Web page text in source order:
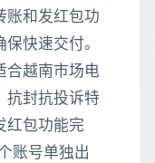
账和发红包功
快速交付。
合越南市场电
抗封抗投诉特
红包功能完
账号单独出